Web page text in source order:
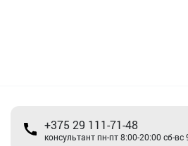
+375 29 111-71-48
консультант пн-пт 8:00-20:00 сб-вс